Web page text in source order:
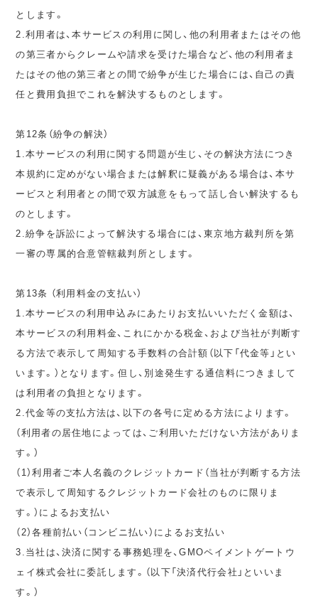
とします。
2.利用者は、本サービスの利用に関し、他の利用者またはその他
の第三者からクレームや請求を受けた場合など、他の利用者ま
たはその他の第三者との間で紛争が生じた場合には、自己の責
任と費用負担でこれを解決するものとします。
第12条（紛争の解決）
1.本サービスの利用に関する問題が生じ、その解決方法につき
本規約に定めがない場合または解釈に疑義がある場合は、本サ
ービスと利用者との間で双方誠意をもって話し合い解決するも
のとします。
2.紛争を訴訟によって解決する場合には、東京地方裁判所を第
一審の専属的合意管轄裁判所とします。
第13条 （利用料金の支払い）
1.本サービスの利用申込みにあたりお支払いいただく金額は、
本サービスの利用料金、これにかかる税金、および当社が判断す
る方法で表示して周知する手数料の合計額（以下「代金等」とい
います。）となります。但し、別途発生する通信料につきまして
は利用者の負担となります。
2.代金等の支払方法は、以下の各号に定める方法によります。
（利用者の居住地によっては、ご利用いただけない方法がありま
す。）
（1）利用者ご本人名義のクレジットカード（当社が判断する方法
で表示して周知するクレジットカード会社のものに限りま
す。）によるお支払い
（2）各種前払い（コンビニ払い）によるお支払い
3.当社は、決済に関する事務処理を、GMOペイメントゲートウ
ェイ株式会社に委託します。（以下「決済代行会社」といいま
す。）